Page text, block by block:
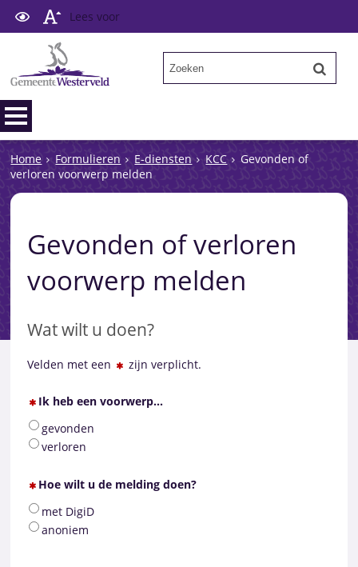
Lees voor
Home Formulieren E-diensten KCC
Gevonden of
verloren voorwerp melden
Gevonden of verloren
voorwerp melden
Wat wilt u doen?
Velden met een zijn verplicht.
Ik heb een voorwerp...
gevonden
verloren
Hoe wilt u de melding doen?
met DigiD
anoniem